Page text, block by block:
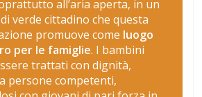
all’aria aperta, in un
verde cittadino che questa
promuove come luogo
per le famiglie. I bambini
trattati con dignità,
persone competenti,